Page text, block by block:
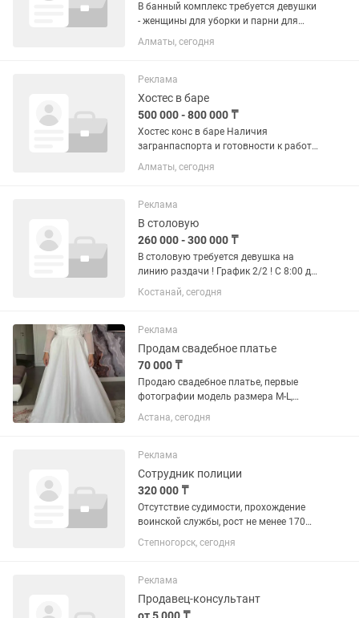
В банный комплекс требуется девушки
- женщины для уборки и парни для
уборки . Можно с проживанием .
Двухразовое питание. 2/2 график , в
выходные дни с 09:00 до 01:00....
Алматы, сегодня
Реклама
Хостес в баре
500 000 - 800 000 ₸
Хостес конс в баре Наличия
загранпаспорта и готовности к работе
на сроком 2 месяца Предоставляем
жилье с бассейном и завтраком
Алматы, сегодня
Реклама
В столовую
260 000 - 300 000 ₸
В столовую требуется девушка на
линию раздачи ! График 2/2 ! С 8:00 до
22:00 (развоз и привоз есть )
Костанай, сегодня
Реклама
Продам свадебное платье
70 000 ₸
Продаю свадебное платье, первые
фотографии модель размера M-L,
последняя фотография размера
девушка размера XL. Платье новое, с
не носила. Рукава можно убрать,...
Астана, сегодня
Реклама
Сотрудник полиции
320 000 ₸
Отсутствие судимости, прохождение
воинской службы, рост не менее 170
см, с 19 - 35 лет Девушкам рост не
менее 160 см, средне специальное
Зарплата 210.000 +...
Степногорск, сегодня
Реклама
Продавец-консультант